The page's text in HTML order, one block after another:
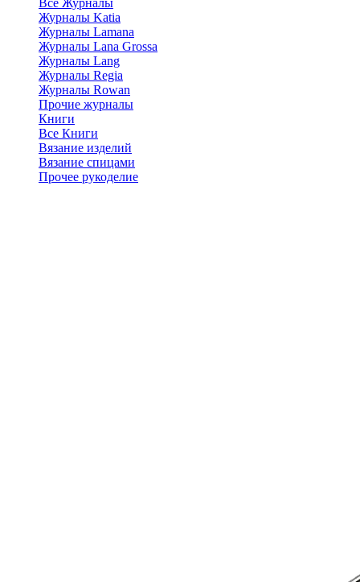
Журналы Katia
Журналы Lamana
Журналы Lana Grossa
Журналы Lang
Журналы Regia
Журналы Rowan
Прочие журналы
Книги
Все Книги
Вязание изделий
Вязание спицами
Прочее рукоделие